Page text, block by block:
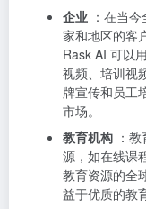
企业 ：在当
家和地区的客
Rask AI 可以
视频、培训视
牌宣传和员工
市场。
教育机构 ：
源，如在线课
教育资源的全
益于优质的教